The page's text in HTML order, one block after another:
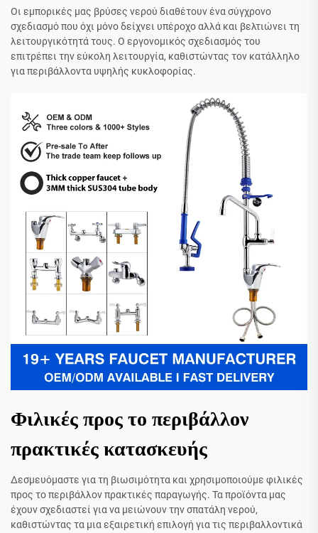
Οι εμπορικές μας βρύσες νερού διαθέτουν ένα σύγχρονο
σχεδιασμό που όχι μόνο δείχνει υπέροχο αλλά και βελτιώνει τη
λειτουργικότητά τους. Ο εργονομικός σχεδιασμός του
επιτρέπει την εύκολη λειτουργία, καθιστώντας τον κατάλληλο
για περιβάλλοντα υψηλής κυκλοφορίας.
Φιλικές προς το περιβάλλον
πρακτικές κατασκευής
Δεσμευόμαστε για τη βιωσιμότητα και χρησιμοποιούμε φιλικές
προς το περιβάλλον πρακτικές παραγωγής. Τα προϊόντα μας
έχουν σχεδιαστεί για να μειώνουν την σπατάλη νερού,
καθιστώντας τα μια εξαιρετική επιλογή για τις περιβαλλοντικά